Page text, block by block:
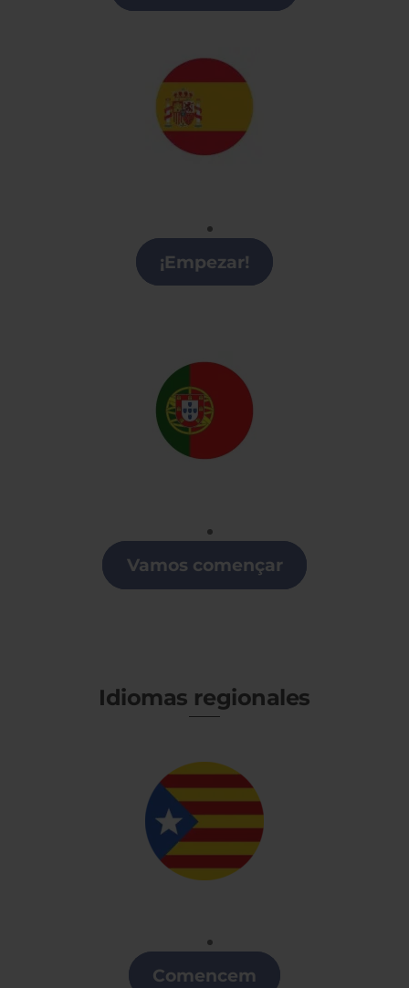
Clases de Español en A Coruña
¡Empezar!
Clases de Portugués en A Coruña
Vamos començar
Idiomas regionales
Clases de Catalán en A Coruña
Comencem